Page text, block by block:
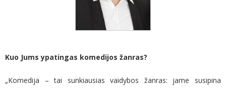
Kuo Jums ypatingas komedijos žanras?
„Komedija – tai sunkiausias vaidybos žanras: jame susipina